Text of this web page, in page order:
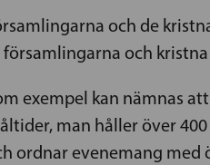
och de
församlingarna och
exempel kan nämnas
man håller över
ordnar evenemang